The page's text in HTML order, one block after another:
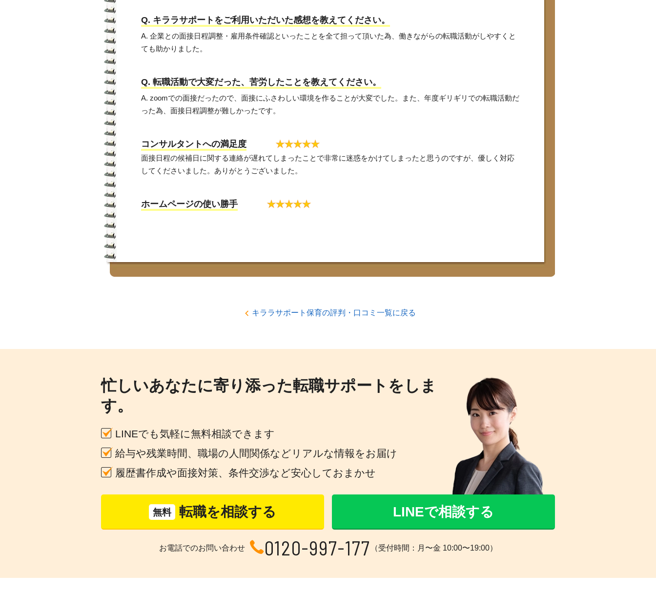
Q. キララサポートをご利用いただいた感想を教えてください。
A. 企業との面接日程調整・雇用条件確認といったことを全て担って頂いた為、働きながらの転職活動がしやすくと
ても助かりました。
Q. 転職活動で大変だった、苦労したことを教えてください。
A. zoomでの面接だったので、面接にふさわしい環境を作ることが大変でした。また、年度ギリギリでの転職活動だ
った為、面接日程調整が難しかったです。
コンサルタントへの満足度 ★★★★★
面接日程の候補日に関する連絡が遅れてしまったことで非常に迷惑をかけてしまったと思うのですが、優しく対応
してくださいました。ありがとうございました。
ホームページの使い勝手 ★★★★★
キララサポート保育の評判・口コミ一覧に戻る
忙しいあなたに寄り添った転職サポートをしま
す。
LINEでも気軽に無料相談できます
給与や残業時間、職場の人間関係などリアルな情報をお届け
履歴書作成や面接対策、条件交渉など安心しておまかせ
無料 転職を相談する LINEで相談する
お電話でのお問い合わせ 0120-997-177 （受付時間：月〜金 10:00〜19:00）